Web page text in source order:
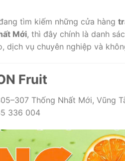
tìm kiếm những cửa hàng
Mới, thì đây chính là danh
dịch vụ chuyên nghiệp và
Fruit
Thống Nhất Mới, Vũng
336 004